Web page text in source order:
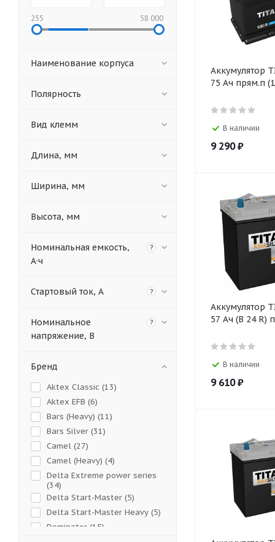
Аккумулятор
75 Ач прям.п
В наличии
9 290₽
Аккумулятор
57 Ач (B 24 R)
В наличии
9 610₽
255 58 000
Наименование корпуса
Полярность
Вид клемм
Длина, мм
Ширина, мм
Высота, мм
Номинальная емкость,
А·ч
?
Стартовый ток, А ?
Номинальное
напряжение, В
?
Бренд
Aktex Classic (13)
Aktex EFB (6)
Bars (Heavy) (11)
Bars Silver (31)
Camel (27)
Camel (Heavy) (4)
Delta Extreme power series
(34)
Delta Start-Master (5)
Delta Start-Master Heavy (5)
Dominator (15)